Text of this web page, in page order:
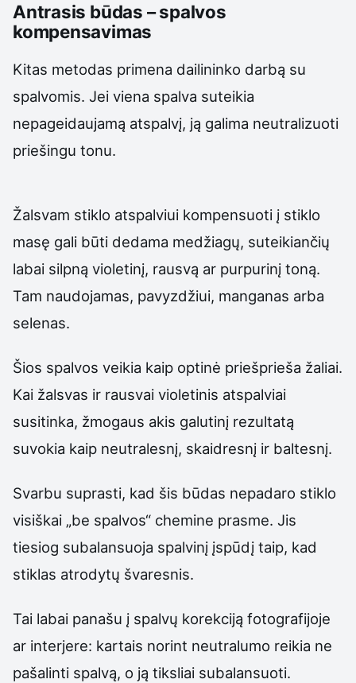
Antrasis būdas – spalvos
kompensavimas
Kitas metodas primena dailininko darbą su
spalvomis. Jei viena spalva suteikia
nepageidaujamą atspalvį, ją galima neutralizuoti
priešingu tonu.
Žalsvam stiklo atspalviui kompensuoti į stiklo
masę gali būti dedama medžiagų, suteikiančių
labai silpną violetinį, rausvą ar purpurinį toną.
Tam naudojamas, pavyzdžiui, manganas arba
selenas.
Šios spalvos veikia kaip optinė priešprieša žaliai.
Kai žalsvas ir rausvai violetinis atspalviai
susitinka, žmogaus akis galutinį rezultatą
suvokia kaip neutralesnį, skaidresnį ir baltesnį.
Svarbu suprasti, kad šis būdas nepadaro stiklo
visiškai „be spalvos“ chemine prasme. Jis
tiesiog subalansuoja spalvinį įspūdį taip, kad
stiklas atrodytų švaresnis.
Tai labai panašu į spalvų korekciją fotografijoje
ar interjere: kartais norint neutralumo reikia ne
pašalinti spalvą, o ją tiksliai subalansuoti.